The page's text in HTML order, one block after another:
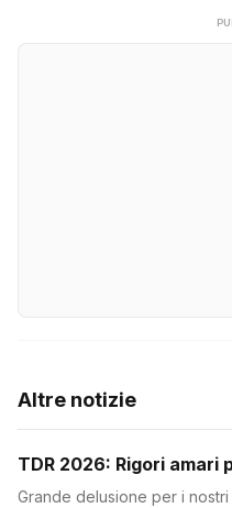
Altre notizie
TDR 2026: Rigori amari
Grande delusione per i nostri